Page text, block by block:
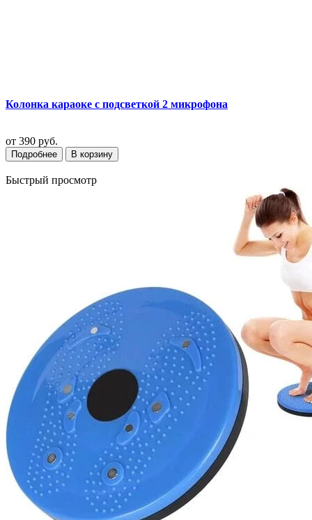
Колонка караоке с подсветкой 2 микрофона
от 390 руб.
Подробнее В корзину
Быстрый просмотр